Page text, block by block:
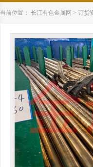
当前位置： 长江有色金属网 > 订货